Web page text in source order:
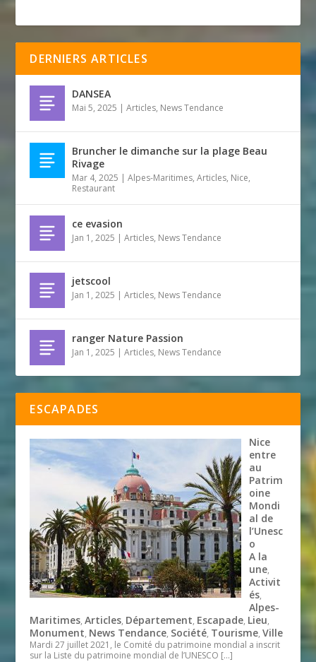
DERNIERS ARTICLES
DANSEA
Mai 5, 2025 |Articles, News Tendance
Bruncher le dimanche sur la plage Beau
Rivage
Mar 4, 2025 |Alpes-Maritimes,Articles, Nice,
Restaurant
ce evasion
Jan 1, 2025 |Articles, News Tendance
jetscool
Jan 1, 2025 |Articles, News Tendance
ranger Nature Passion
Jan 1, 2025 |Articles, News Tendance
ESCAPADES
Nice
entre
au
Patrim
oine
Mondi
al de
l’Unesc
o
A la
une,
Activit
és,
Alpes-
Maritimes,Articles, Département, Escapade, Lieu,
Monument, News Tendance, Société, Tourisme,Ville
Mardi 27 juillet 2021, le Comité du patrimoine mondial a inscrit
sur la Liste du patrimoine mondial de l’UNESCO […]